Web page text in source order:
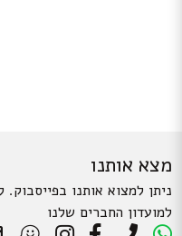
מצא אותנו
ניתן למצוא אותנו
למועדון החברים שלנו